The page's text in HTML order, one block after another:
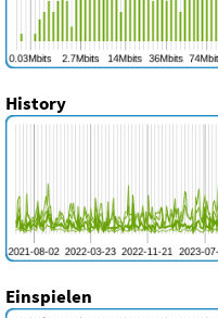
History
Einspielen